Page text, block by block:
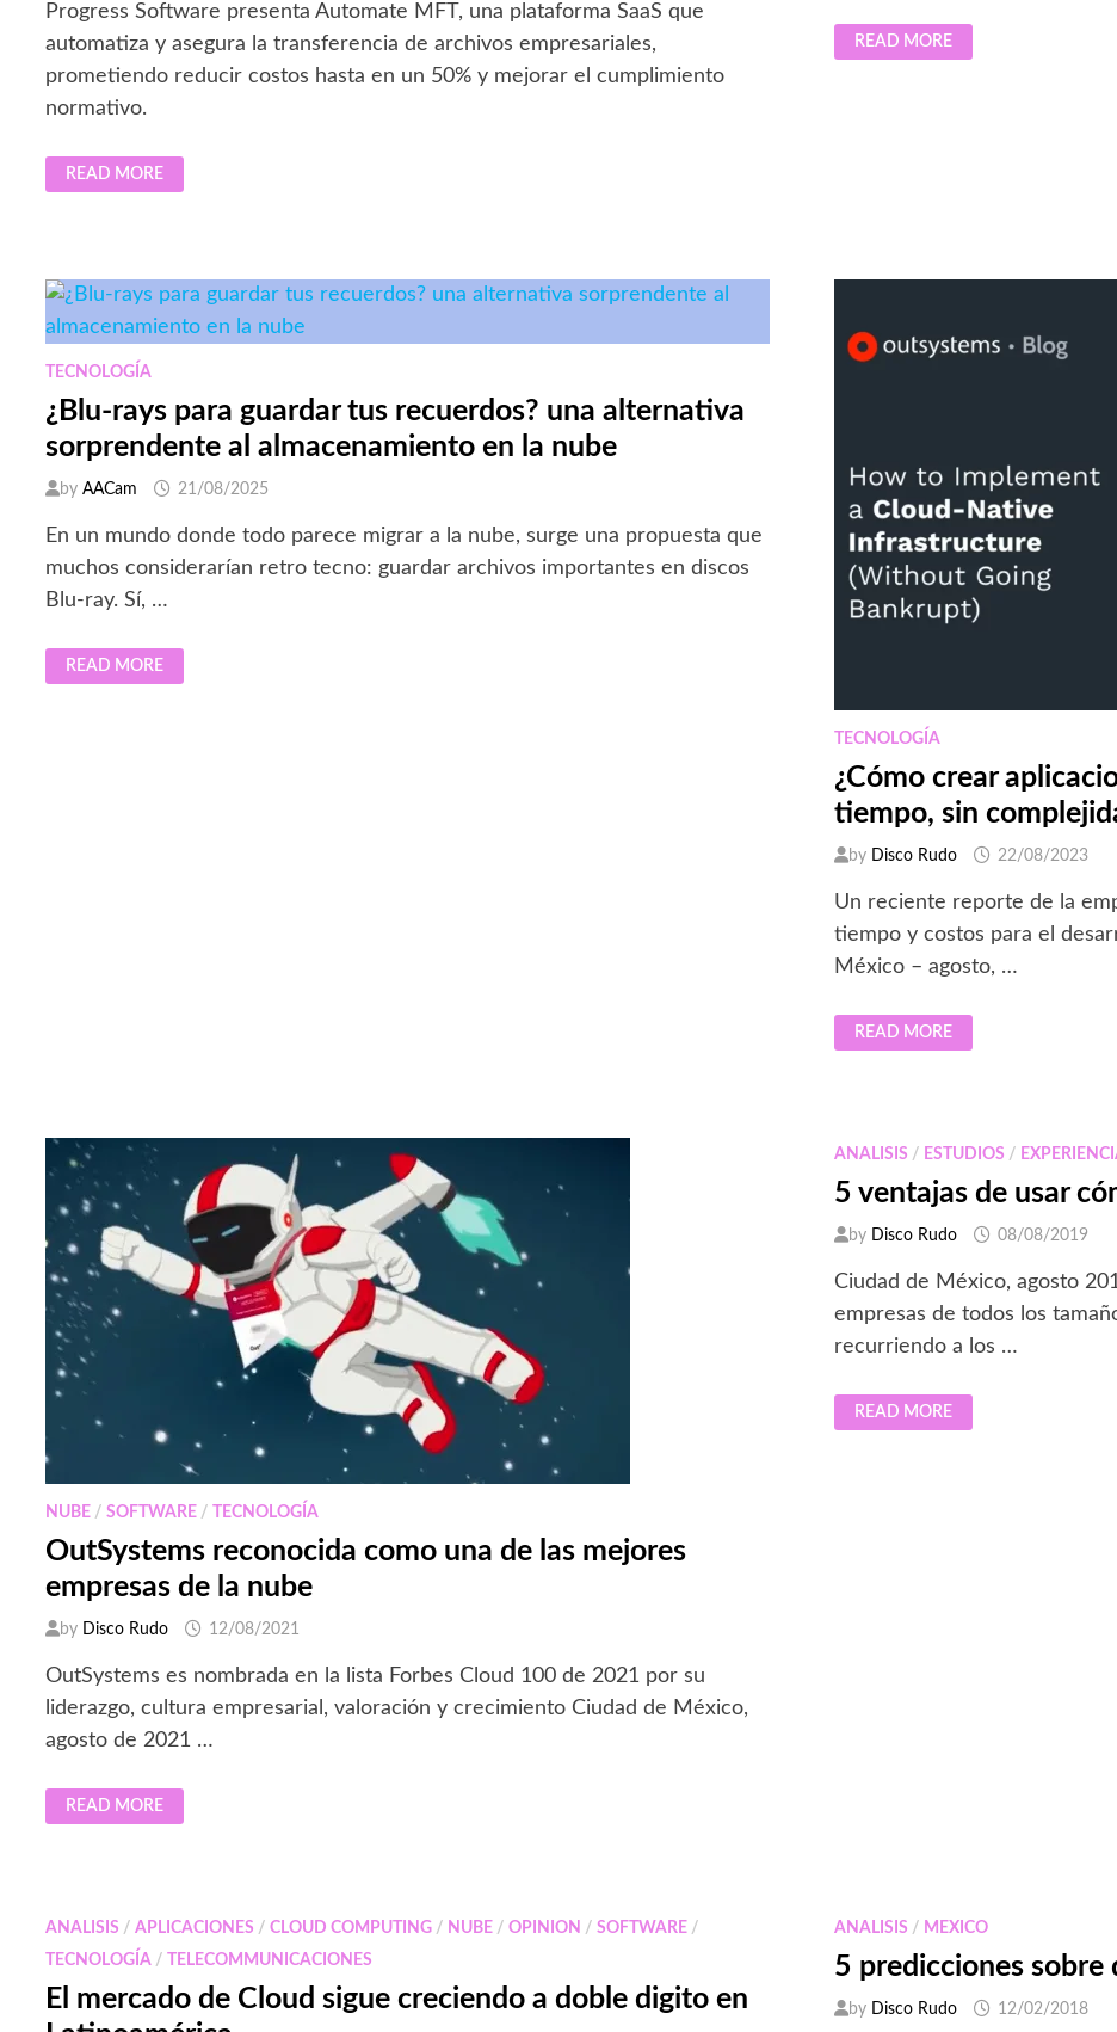
Progress Software presenta Automate MFT, una plataforma SaaS que
automatiza y asegura la transferencia de archivos empresariales,
prometiendo reducir costos hasta en un 50% y mejorar el cumplimiento
normativo.
PROGRESS
LANZA
PARA
OPTIMIZAR
TRANSFERENCIA
SEGURA
DE
ARCHIVOS
EMPRESARIALES
READ MORE
EVOLUCIÓN
DE
READ MORE
TECNOLOGÍA
¿Blu-rays para guardar tus recuerdos? una alternativa
sorprendente al almacenamiento en la nube
byAACam 21/08/2025
En un mundo donde todo parece migrar a la nube, surge una propuesta que
muchos considerarían retro tecno: guardar archivos importantes en discos
Blu-ray. Sí, …
¿BLU-
RAYS
READ MORE
TECNOLOGÍA
¿Cómo crear
tiempo, sin
by Disco Rudo 22/08/2023
Un reciente reporte de la
tiempo y costos para el
México – agosto, …
¿CÓMO
CREAR
MENOR
SIN
COMPLEJIDAD
COSTOS
READ MORE
NUBE /SOFTWARE / TECNOLOGÍA
OutSystems reconocida como una de las mejores
empresas de la nube
by Disco Rudo 12/08/2021
OutSystems es nombrada en la lista Forbes Cloud 100 de 2021 por su
liderazgo, cultura empresarial, valoración y crecimiento Ciudad de México,
agosto de 2021 …
OUTSYSTEMS
RECONOCIDA
DE
NUBE
READ MORE
ANALISIS / ESTUDIOS /
5 ventajas de usar
by Disco Rudo 08/08/2019
Ciudad de México, agosto
empresas de todos los
recurriendo a los …
5
VENTAJAS
READ MORE
ANALISIS /APLICACIONES /CLOUD COMPUTING / NUBE /OPINION /SOFTWARE /
TECNOLOGÍA / TELECOMMUNICACIONES
El mercado de Cloud sigue creciendo a doble digito en
ANALISIS / MEXICO
5 predicciones
by Disco Rudo 12/02/2018